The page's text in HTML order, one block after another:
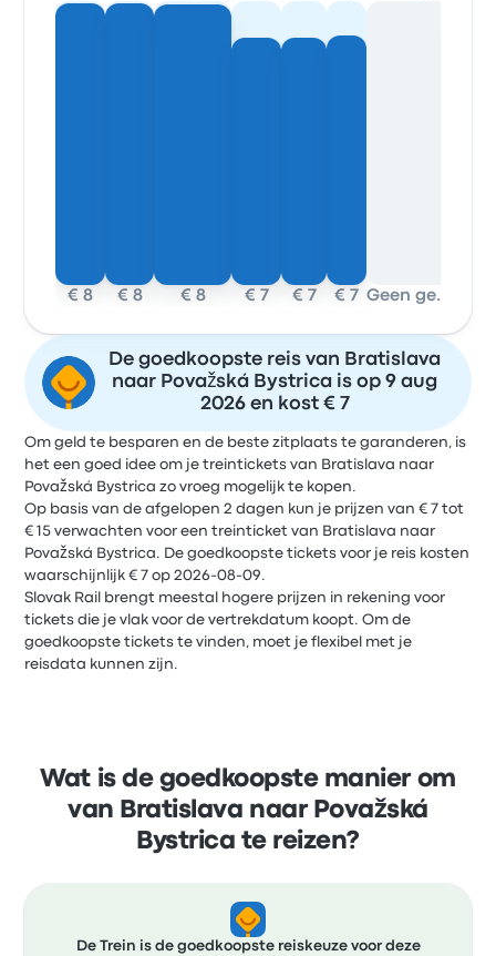
€ 8 € 8 € 8 € 7 € 7 € 7 Geen gegevens
De goedkoopste reis van Bratislava
naar Považská Bystrica is op 9 aug
2026 en kost € 7
Om geld te besparen en de beste zitplaats te garanderen, is
het een goed idee om je treintickets van Bratislava naar
Považská Bystrica zo vroeg mogelijk te kopen.
Op basis van de afgelopen 2 dagen kun je prijzen van € 7 tot
€ 15 verwachten voor een treinticket van Bratislava naar
Považská Bystrica. De goedkoopste tickets voor je reis kosten
waarschijnlijk € 7 op 2026-08-09.
Slovak Rail brengt meestal hogere prijzen in rekening voor
tickets die je vlak voor de vertrekdatum koopt. Om de
goedkoopste tickets te vinden, moet je flexibel met je
reisdata kunnen zijn.
Wat is de goedkoopste manier om
van Bratislava naar Považská
Bystrica te reizen?
De Trein is de goedkoopste reiskeuze voor deze